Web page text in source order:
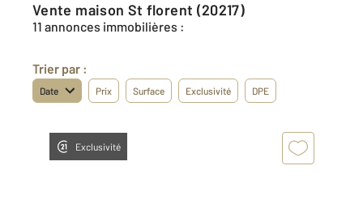
Vente maison St florent (20217)
11 annonces immobilières :
Trier par :
Date Prix Surface Exclusivité DPE
Exclusivité